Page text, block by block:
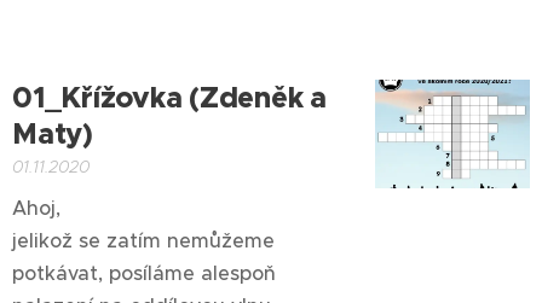
01_Křížovka (Zdeněk a
Maty)
01.11.2020
Ahoj,
jelikož se zatím nemůžeme
potkávat, posíláme alespoň